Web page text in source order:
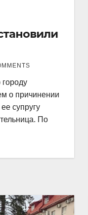
о причинении
супругу
По